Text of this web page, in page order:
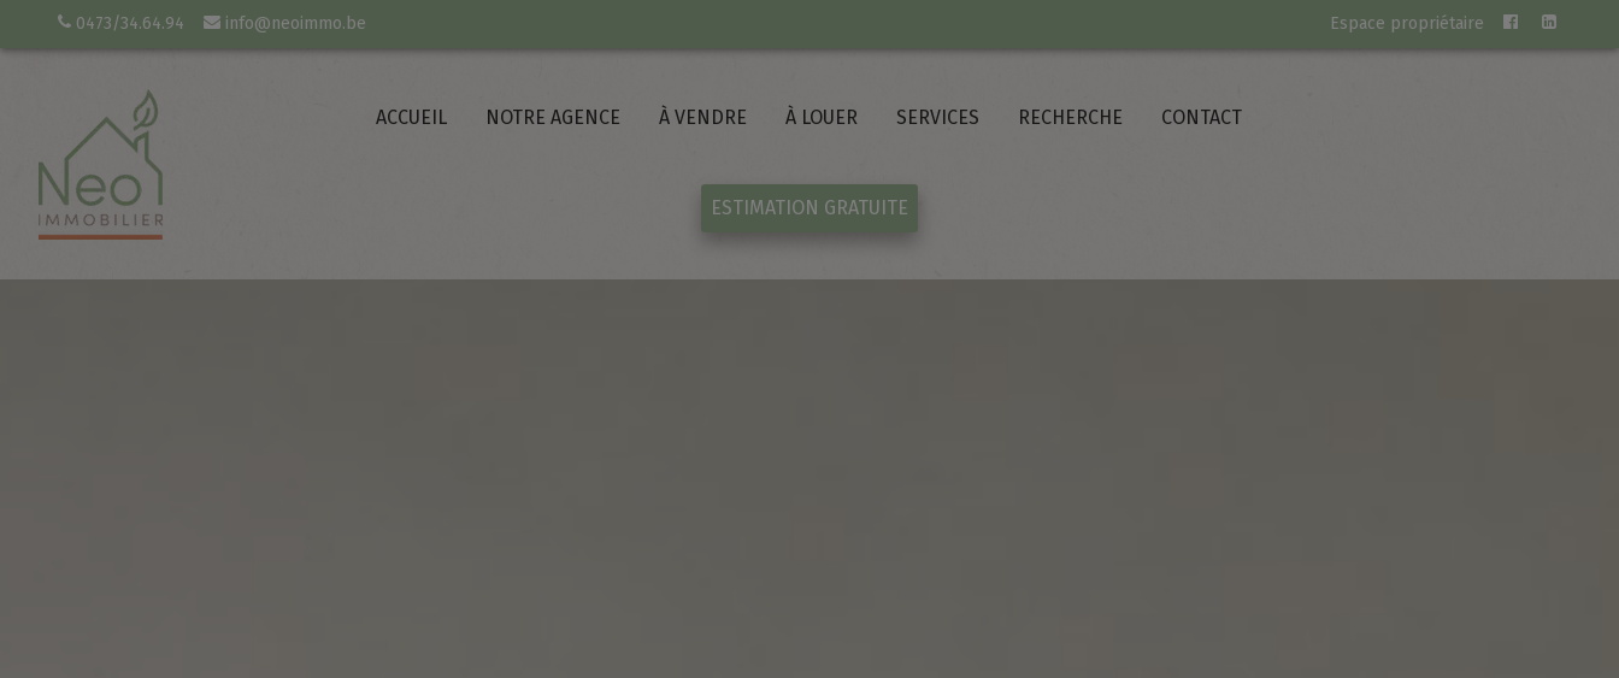
0473/34.64.94 info@neoimmo.be Espace propriétaire
ACCUEIL NOTRE AGENCE À VENDRE À LOUER SERVICES RECHERCHE CONTACT
ESTIMATION GRATUITE